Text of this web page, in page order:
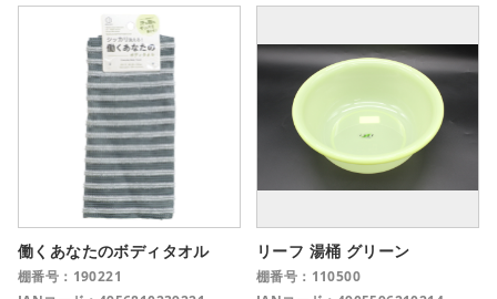
働くあなたのボディタオル
棚番号：190221
リーフ 湯桶 グリーン
棚番号：110500